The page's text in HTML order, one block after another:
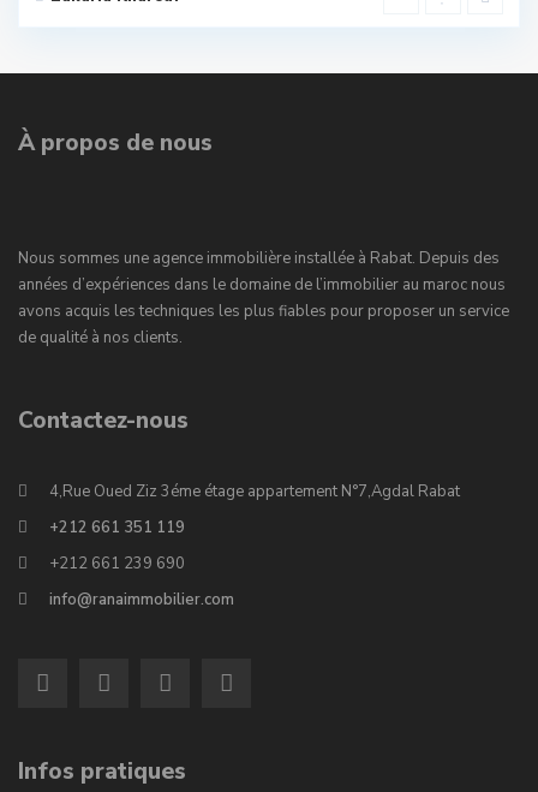
À propos de nous
Nous sommes une agence immobilière installée à Rabat. Depuis des
années d’expériences dans le domaine de l’immobilier au maroc nous
avons acquis les techniques les plus fiables pour proposer un service
de qualité à nos clients.
Contactez-nous
4,Rue Oued Ziz 3éme étage appartement N°7,Agdal Rabat
+212 661 351 119
+212 661 239 690
info@ranaimmobilier.com
Infos pratiques